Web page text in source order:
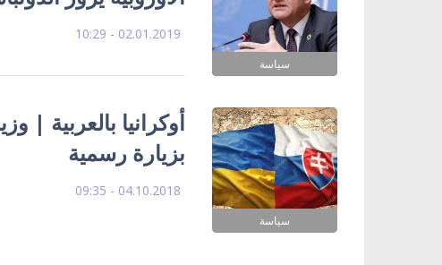
سياسة
02.01.2019 - 10:29
سياسة
أوكرانيا بالعربية |
بزيارة رسمية
04.10.2018 - 09:35